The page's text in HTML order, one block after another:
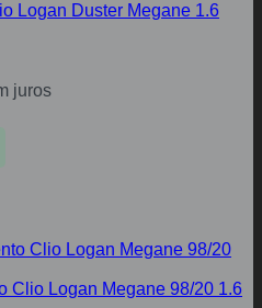
Logan Duster Megane 1.6
juros
Clio Logan Megane 98/20 1.6